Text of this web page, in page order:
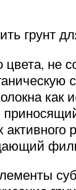
грунт
цвета, не
как
активного